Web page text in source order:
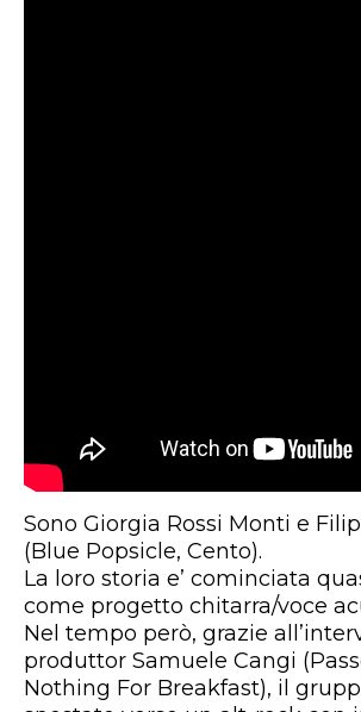
Sono Giorgia Rossi Monti e
(Blue Popsicle, Cento).
La loro storia e’ cominciata
come progetto chitarra/voce
Nel tempo però, grazie
produttor Samuele Cangi
Nothing For Breakfast), il